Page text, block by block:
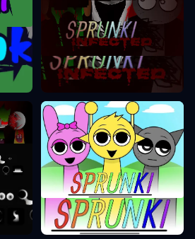
Sprunki Фаза 2
Sprunki Фаза 1